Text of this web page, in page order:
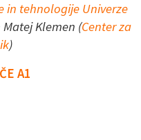
in tehnologije Univerze
Klemen (Center za
)
A1